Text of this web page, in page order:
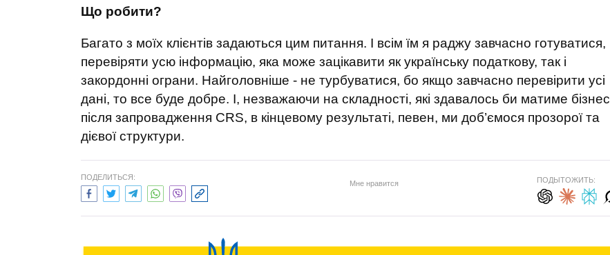
Що робити?
Багато з моїх клієнтів задаються цим питання. І всім їм я раджу завчасно готуватися,
перевіряти усю інформацію, яка може зацікавити як українську податкову, так і
закордонні ограни. Найголовніше - не турбуватися, бо якщо завчасно перевірити усі
дані, то все буде добре. І, незважаючи на складності, які здавалось би матиме бізнес
після запровадження CRS, в кінцевому результаті, певен, ми доб’ємося прозорої та
дієвої структури.
ПОДЕЛИТЬСЯ:
Мне нравится ПОДЫТОЖИТЬ: